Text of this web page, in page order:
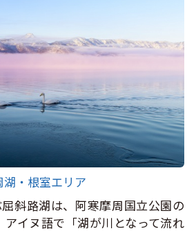
・根室エリア
斜路湖は、阿寒摩周国立公園の
アイヌ語で「湖が川となって流れ